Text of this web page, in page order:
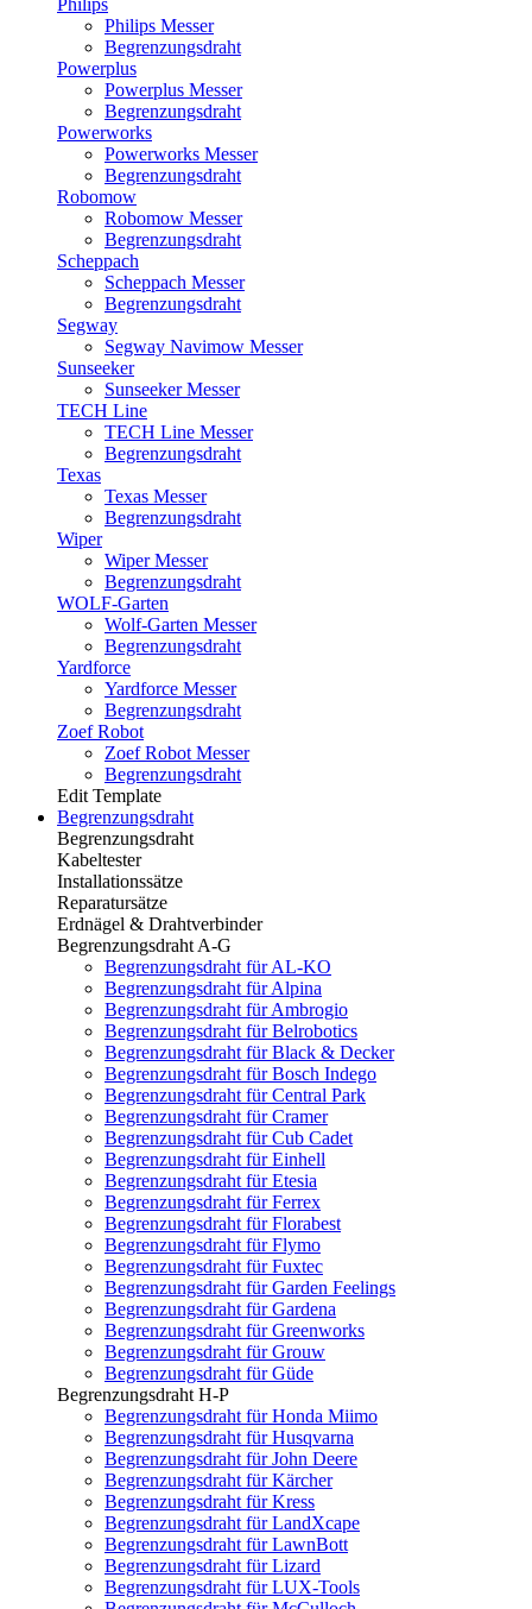
Philips
Philips Messer
Begrenzungsdraht
Powerplus
Powerplus Messer
Begrenzungsdraht
Powerworks
Powerworks Messer
Begrenzungsdraht
Robomow
Robomow Messer
Begrenzungsdraht
Scheppach
Scheppach Messer
Begrenzungsdraht
Segway
Segway Navimow Messer
Sunseeker
Sunseeker Messer
TECH Line
TECH Line Messer
Begrenzungsdraht
Texas
Texas Messer
Begrenzungsdraht
Wiper
Wiper Messer
Begrenzungsdraht
WOLF-Garten
Wolf-Garten Messer
Begrenzungsdraht
Yardforce
Yardforce Messer
Begrenzungsdraht
Zoef Robot
Zoef Robot Messer
Begrenzungsdraht
Edit Template
Begrenzungsdraht
Begrenzungsdraht
Kabeltester
Installationssätze
Reparatursätze
Erdnägel & Drahtverbinder
Begrenzungsdraht A-G
Begrenzungsdraht für AL-KO
Begrenzungsdraht für Alpina
Begrenzungsdraht für Ambrogio
Begrenzungsdraht für Belrobotics
Begrenzungsdraht für Black & Decker
Begrenzungsdraht für Bosch Indego
Begrenzungsdraht für Central Park
Begrenzungsdraht für Cramer
Begrenzungsdraht für Cub Cadet
Begrenzungsdraht für Einhell
Begrenzungsdraht für Etesia
Begrenzungsdraht für Ferrex
Begrenzungsdraht für Florabest
Begrenzungsdraht für Flymo
Begrenzungsdraht für Fuxtec
Begrenzungsdraht für Garden Feelings
Begrenzungsdraht für Gardena
Begrenzungsdraht für Greenworks
Begrenzungsdraht für Grouw
Begrenzungsdraht für Güde
Begrenzungsdraht H-P
Begrenzungsdraht für Honda Miimo
Begrenzungsdraht für Husqvarna
Begrenzungsdraht für John Deere
Begrenzungsdraht für Kärcher
Begrenzungsdraht für Kress
Begrenzungsdraht für LandXcape
Begrenzungsdraht für LawnBott
Begrenzungsdraht für Lizard
Begrenzungsdraht für LUX-Tools